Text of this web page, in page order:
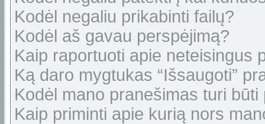
Kodėl negaliu prikabinti failų?
Kodėl aš gavau perspėjimą?
Kaip raportuoti apie neteisingus
Ką daro mygtukas “Išsaugoti”
Kodėl mano pranešimas turi būti
Kaip priminti apie kurią nors